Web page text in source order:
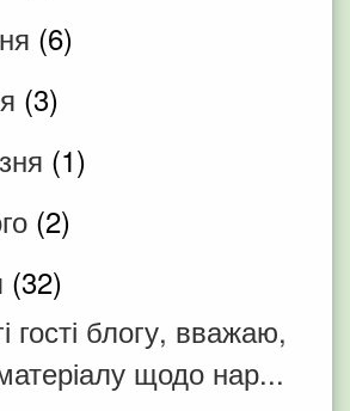
(6)
(3)
(1)
(2)
(32)
гості блогу, вважаю,
щодо нар...